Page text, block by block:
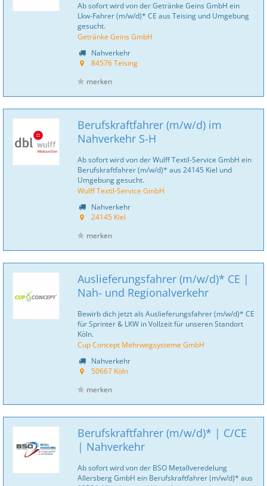
Ab sofort wird von der Getränke Geins GmbH ein
Lkw-Fahrer (m/w/d)* CE aus Teising und Umgebung
gesucht.
Getränke Geins GmbH
Nahverkehr
84576 Teising
merken
Berufskraftfahrer (m/w/d) im
Nahverkehr S-H
Ab sofort wird von der Wulff Textil-Service GmbH ein
Berufskraftfahrer (m/w/d)* aus 24145 Kiel und
Umgebung gesucht.
Wulff Textil-Service GmbH
Nahverkehr
24145 Kiel
merken
Auslieferungsfahrer (m/w/d)* CE |
Nah- und Regionalverkehr
Bewirb dich jetzt als Auslieferungsfahrer (m/w/d)* CE
für Sprinter & LKW in Vollzeit für unseren Standort
Köln.
Cup Concept Mehrwegsysteme GmbH
Nahverkehr
50667 Köln
merken
Berufskraftfahrer (m/w/d)* | C/CE
| Nahverkehr
Ab sofort wird von der BSO Metallveredelung
Allersberg GmbH ein Berufskraftfahrer (m/w/d)* aus